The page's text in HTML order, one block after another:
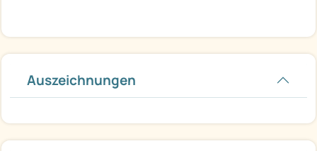
Auszeichnungen